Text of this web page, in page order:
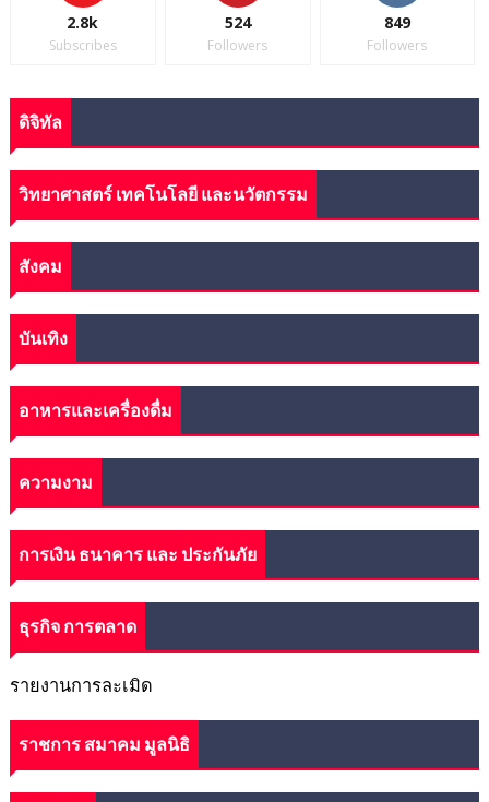
2.8k
Subscribes
524
Followers
849
Followers
ดิจิทัล
วิทยาศาสตร์ เทคโนโลยี และนวัตกรรม
สังคม
บันเทิง
อาหารและเครื่องดื่ม
ความงาม
การเงิน ธนาคาร และ ประกันภัย
ธุรกิจ การตลาด
รายงานการละเมิด
ราชการ สมาคม มูลนิธิ